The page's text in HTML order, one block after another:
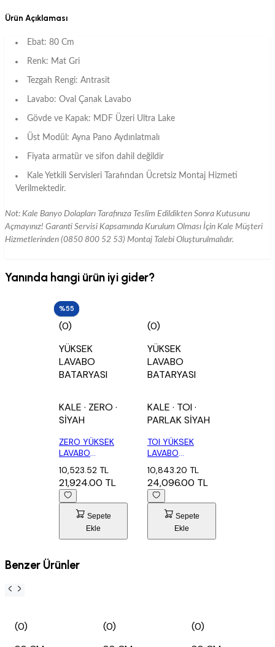
Ürün Açıklaması
Ebat: 80 Cm
Renk: Mat Gri
Tezgah Rengi: Antrasit
Lavabo: Oval Çanak Lavabo
Gövde ve Kapak: MDF Üzeri Ultra Lake
Üst Modül: Ayna Pano Aydınlatmalı
Fiyata armatür ve sifon dahil değildir
Kale Yetkili Servisleri Tarafından Ücretsiz Montaj Hizmeti
Verilmektedir.
Not: Kale Banyo Dolapları Tarafınıza Teslim Edildikten Sonra Kutusunu
Açmayınız! Garanti Servisi Kapsamında Kurulum Olması İçin Kale Müşteri
Hizmetlerinden (0850 800 52 53) Montaj Talebi Oluşturulmalıdır.
Yanında hangi ürün iyi gider?
%52
(0)
YÜKSEK
LAVABO
BATARYASI
KALE · ZERO ·
SİYAH
ZERO YÜKSEK
LAVABO
10,523.52 TL
21,924.00 TL
Sepete
Ekle
%55
(0)
YÜKSEK
LAVABO
BATARYASI
KALE · TOI·
PARLAK SİYAH
TOI YÜKSEK
LAVABO
PARLAK SİYAH
10,843.20 TL
24,096.00 TL
Sepete
Ekle
Benzer Ürünler
(0)
(0)
(0)